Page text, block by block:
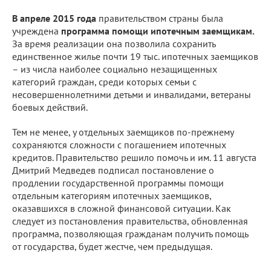
В апреле 2015 года правительством страны была
учреждена программа помощи ипотечным заемщикам.
За время реализации она позволила сохранить
единственное жилье почти 19 тыс. ипотечных заемщиков
– из числа наиболее социально незащищенных
категорий граждан, среди которых семьи с
несовершеннолетними детьми и инвалидами, ветераны
боевых действий.
Тем не менее, у отдельных заемщиков по-прежнему
сохраняются сложности с погашением ипотечных
кредитов. Правительство решило помочь и им. 11 августа
Дмитрий Медведев подписал постановление о
продлении государственной программы помощи
отдельным категориям ипотечных заемщиков,
оказавшихся в сложной финансовой ситуации. Как
следует из постановления правительства, обновленная
программа, позволяющая гражданам получить помощь
от государства, будет жестче, чем предыдущая.